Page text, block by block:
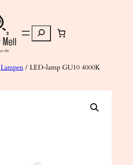
Zoeken
Lampen/ LED-lamp GU10 4000K